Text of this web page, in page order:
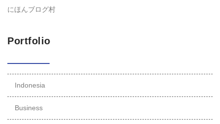
にほんブログ村
Portfolio
Indonesia
Business